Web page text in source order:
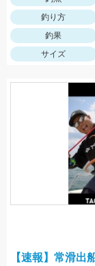
釣り方
釣果
サイズ
【速報】常滑出